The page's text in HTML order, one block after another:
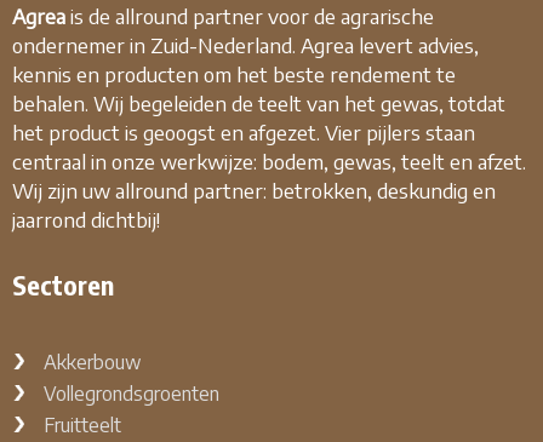
Agreais de allround partner voor de agrarische
ondernemer in Zuid-Nederland. Agrea levert advies,
kennis en producten om het beste rendement te
behalen. Wij begeleiden de teelt van het gewas, totdat
het product is geoogst en afgezet. Vier pijlers staan
centraal in onze werkwijze: bodem, gewas, teelt en afzet.
Wij zijn uw allround partner: betrokken, deskundig en
jaarrond dichtbij!
Sectoren
Akkerbouw
Vollegrondsgroenten
Fruitteelt